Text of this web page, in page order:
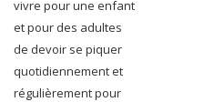
vivre pour une enfant
et pour des adultes
de devoir se piquer
quotidiennement et
régulièrement pour